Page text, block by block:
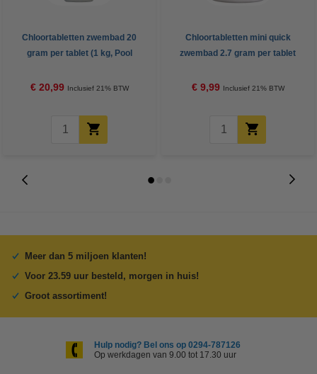
Chloortabletten zwembad 20
gram per tablet (1 kg, Pool
€ 20,99 Inclusief 21% BTW
Chloortabletten mini quick
zwembad 2.7 gram per tablet
€ 9,99 Inclusief 21% BTW
Meer dan 5 miljoen klanten!
Voor 23.59 uur besteld, morgen in huis!
Groot assortiment!
Hulp nodig? Bel ons op 0294-787126
Op werkdagen van 9.00 tot 17.30 uur